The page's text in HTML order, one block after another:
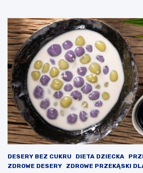
DESERY BEZ CUKRU DIETA DZIECKA
ZDROWE DESERY
ZDROWE PRZEKĄSKI